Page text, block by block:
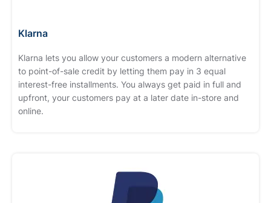
Klarna
Klarna lets you allow your customers a modern alternative
to point-of-sale credit by letting them pay in 3 equal
interest-free installments. You always get paid in full and
upfront, your customers pay at a later date in-store and
online.